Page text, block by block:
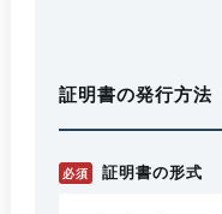
証明書の発行方法
必須 証明書の形式